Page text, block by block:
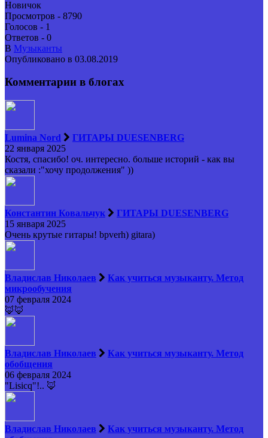
Новичок
Просмотров - 8790
Голосов - 1
Ответов - 0
В Музыканты
Опубликовано в 03.08.2019
Комментарии в блогах
Lumina Nord
ГИТАРЫ DUESENBERG
22 января 2025
Костя, спасибо! оч. интересно. больше историй - как вы
сказали :"хочу продолжения" ))
Константин Ковальчук
ГИТАРЫ DUESENBERG
15 января 2025
Очень крутые гитары! bpverh) gitara)
Владислав Николаев
Как учиться музыканту. Метод
микрообучения
07 февраля 2024
🦊🦊
Владислав Николаев
Как учиться музыканту. Метод
обобщения
06 февраля 2024
"Lisicq"!.. 🦊
Владислав Николаев
Как учиться музыканту. Метод